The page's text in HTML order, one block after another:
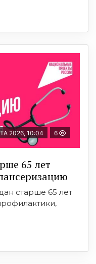
2026, 10:04 6
65 лет
старше 65 лет